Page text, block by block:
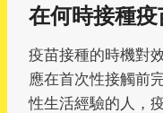
在何時接種
疫苗接種的時機對
應在首次性接觸前
性生活經驗的人，